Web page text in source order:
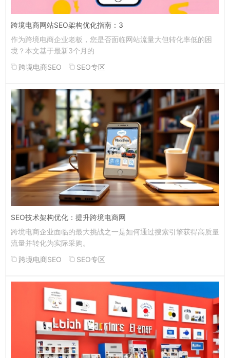
跨境电商网站SEO架构优化指南：3
作为跨境电商企业老板，您是否面临网站流量大但转化率低的困
境？本文基于最新3个月的
跨境电商SEO
SEO专区
SEO技术架构优化：提升跨境电商网
跨境电商企业面临的最大挑战之一是如何通过搜索引擎获得高质量
流量并转化为实际采购。
跨境电商SEO
SEO专区